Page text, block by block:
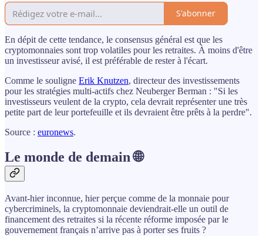
S'abonner
En dépit de cette tendance, le consensus général est que les
cryptomonnaies sont trop volatiles pour les retraites. À moins d'être
un investisseur avisé, il est préférable de rester à l'écart.
Comme le souligne Erik Knutzen, directeur des investissements
pour les stratégies multi-actifs chez Neuberger Berman : "Si les
investisseurs veulent de la crypto, cela devrait représenter une très
petite part de leur portefeuille et ils devraient être prêts à la perdre".
Source : euronews.
Le monde de demain 🌐
Avant-hier inconnue, hier perçue comme de la monnaie pour
cybercriminels, la cryptomonnaie deviendrait-elle un outil de
financement des retraites si la récente réforme imposée par le
gouvernement français n’arrive pas à porter ses fruits ?